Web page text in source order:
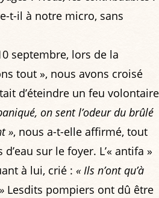
t-il à notre micro, sans
septembre, lors de la
tout », nous avons croisé
d’éteindre un feu volontaire
on sent l’odeur du brûlé
», nous a-t-elle affirmé, tout
sur le foyer. L’« antifa »
à lui, crié : « Ils n’ont qu’à
Lesdits pompiers ont dû être